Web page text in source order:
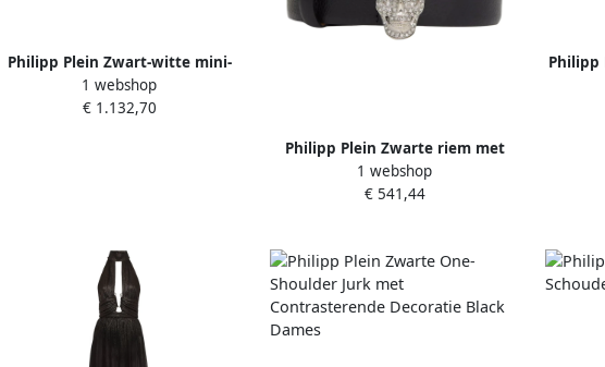
Philipp Plein Zwart-witte mini-
jurk Duchesse Black Dames
1 webshop
€ 1.132,70
Philipp Plein Zwarte riem met
schedelgesp Black Dames
1 webshop
€ 541,44
Philipp
All